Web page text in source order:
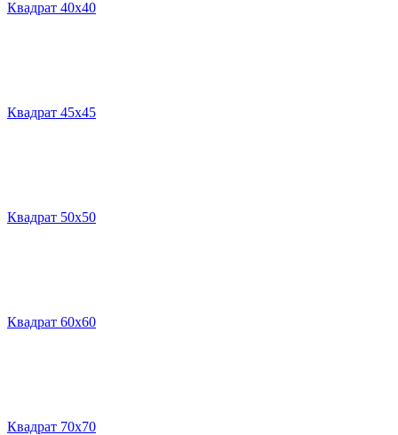
Квадрат 40х40
Квадрат 45х45
Квадрат 50х50
Квадрат 60х60
Квадрат 70х70